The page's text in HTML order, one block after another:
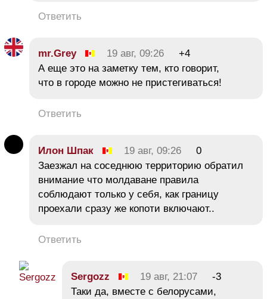
Ответить
mr.Grey 19 авг, 09:26
+4
А еще это на заметку тем, кто говорит,
что в городе можно не пристегиваться!
Ответить
Илон Шпак 19 авг, 09:26
0
Заезжал на соседнюю территорию обратил
внимание что молдаване правила
соблюдают только у себя, как границу
проехали сразу же копоти включают..
Ответить
Sergozz 19 авг, 21:07
-3
Таки да, вместе с белорусами,